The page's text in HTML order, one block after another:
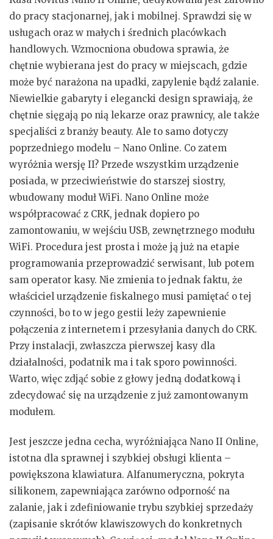
do pracy stacjonarnej, jak i mobilnej. Sprawdzi się w
usługach oraz w małych i średnich placówkach
handlowych. Wzmocniona obudowa sprawia, że
chętnie wybierana jest do pracy w miejscach, gdzie
może być narażona na upadki, zapylenie bądź zalanie.
Niewielkie gabaryty i elegancki design sprawiają, że
chętnie sięgają po nią lekarze oraz prawnicy, ale także
specjaliści z branży beauty. Ale to samo dotyczy
poprzedniego modelu – Nano Online. Co zatem
wyróżnia wersję II? Przede wszystkim urządzenie
posiada, w przeciwieństwie do starszej siostry,
wbudowany moduł WiFi. Nano Online może
współpracować z CRK, jednak dopiero po
zamontowaniu, w wejściu USB, zewnętrznego modułu
WiFi. Procedura jest prosta i może ją już na etapie
programowania przeprowadzić serwisant, lub potem
sam operator kasy. Nie zmienia to jednak faktu, że
właściciel urządzenie fiskalnego musi pamiętać o tej
czynności, bo to w jego gestii leży zapewnienie
połączenia z internetem i przesyłania danych do CRK.
Przy instalacji, zwłaszcza pierwszej kasy dla
działalności, podatnik ma i tak sporo powinności.
Warto, więc zdjąć sobie z głowy jedną dodatkową i
zdecydować się na urządzenie z już zamontowanym
modułem.
Jest jeszcze jedna cecha, wyróżniająca Nano II Online,
istotna dla sprawnej i szybkiej obsługi klienta –
powiększona klawiatura. Alfanumeryczna, pokryta
silikonem, zapewniająca zarówno odporność na
zalanie, jak i zdefiniowanie trybu szybkiej sprzedaży
(zapisanie skrótów klawiszowych do konkretnych